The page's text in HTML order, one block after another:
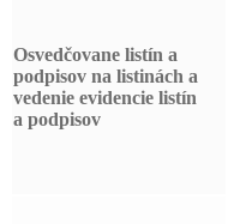
Osvedčovane listín a
podpisov na listinách a
vedenie evidencie listín
a podpisov